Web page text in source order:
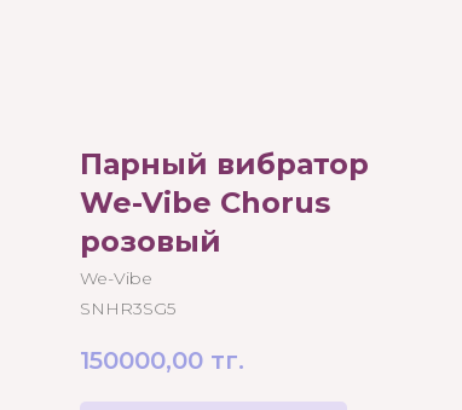
Парный вибратор
We-Vibe Chorus
розовый
We-Vibe
SNHR3SG5
150000,00 тг.